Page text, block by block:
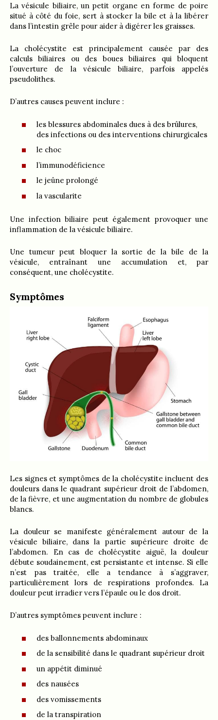
La vésicule biliaire, un petit organe en forme de poire
situé à côté du foie, sert à stocker la bile et à la libérer
dans l’intestin grêle pour aider à digérer les graisses.
La cholécystite est principalement causée par des
calculs biliaires ou des boues biliaires qui bloquent
l’ouverture de la vésicule biliaire, parfois appelés
pseudolithes.
D’autres causes peuvent inclure :
les blessures abdominales dues à des brûlures,
des infections ou des interventions chirurgicales
le choc
l’immunodéficience
le jeûne prolongé
la vascularite
Une infection biliaire peut également provoquer une
inflammation de la vésicule biliaire.
Une tumeur peut bloquer la sortie de la bile de la
vésicule, entraînant une accumulation et, par
conséquent, une cholécystite.
Symptômes
Les signes et symptômes de la cholécystite incluent des
douleurs dans le quadrant supérieur droit de l’abdomen,
de la fièvre, et une augmentation du nombre de globules
blancs.
La douleur se manifeste généralement autour de la
vésicule biliaire, dans la partie supérieure droite de
l’abdomen. En cas de cholécystite aiguë, la douleur
débute soudainement, est persistante et intense. Si elle
n’est pas traitée, elle a tendance à s’aggraver,
particulièrement lors de respirations profondes. La
douleur peut irradier vers l’épaule ou le dos droit.
D’autres symptômes peuvent inclure :
des ballonnements abdominaux
de la sensibilité dans le quadrant supérieur droit
un appétit diminué
des nausées
des vomissements
de la transpiration